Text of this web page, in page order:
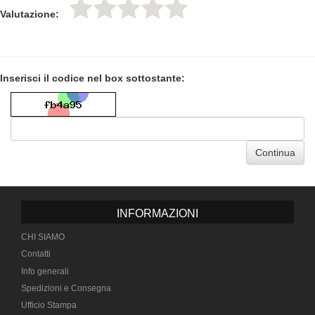
Valutazione:
Inserisci il codice nel box sottostante:
Continua
INFORMAZIONI
CHI SIAMO
Contatti
Info generali
Spedizioni e Consegna
Ufficio Stampa